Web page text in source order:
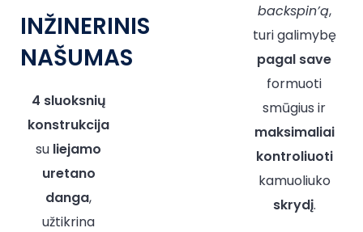
INŽINERINIS
NAŠUMAS
4 sluoksnių
konstrukcija
su liejamo
uretano
danga,
užtikrina
backspin’ą,
turi galimybę
pagal save
formuoti
smūgius ir
maksimaliai
kontroliuoti
kamuoliuko
skrydį.